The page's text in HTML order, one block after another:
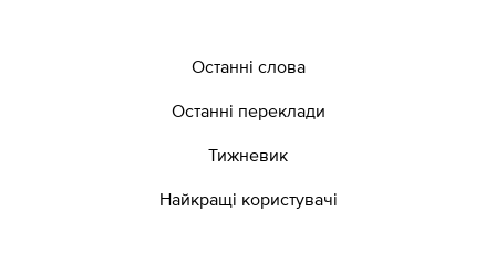
Останні слова
Останні переклади
Тижневик
Найкращі користувачі